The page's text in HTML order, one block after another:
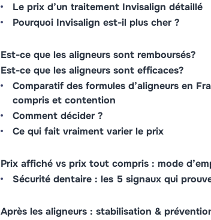
Le prix d’un traitement Invisalign détaillé
Pourquoi Invisalign est-il plus cher ?
Est-ce que les aligneurs sont remboursés?
Est-ce que les aligneurs sont efficaces?
Comparatif des formules d’aligneurs en
compris et contention
Comment décider ?
Ce qui fait vraiment varier le prix
Prix affiché vs prix tout compris : mode
Sécurité dentaire : les 5 signaux qui
Après les aligneurs : stabilisation &